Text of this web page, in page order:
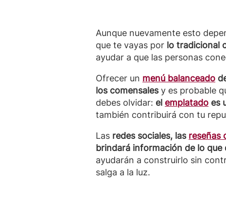
Aunque nuevamente esto
que te vayas por lo tradicional
ayudar a que las personas
Ofrecer un menú balanceado
los comensalesy es probable
debes olvidar: el emplatado es
también contribuirá con tu
Las redes sociales, las reseñas
brindará información de lo
ayudarán a construirlo sin
salga a la luz.